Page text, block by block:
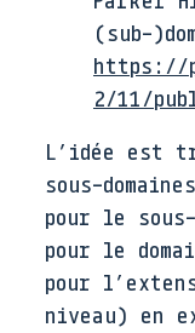
(sub-
https://
2/11/
L’idée est
sous-
pour le
pour le
pour
niveau) en